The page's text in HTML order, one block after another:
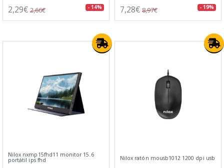
2,29€ 2,66€ - 14% 7,28€ 8,97€ - 19%
Nilox nxmp15fhd11 monitor 15.6
portátil ips fhd Nilox ratón mousb1012 1200 dpi usb